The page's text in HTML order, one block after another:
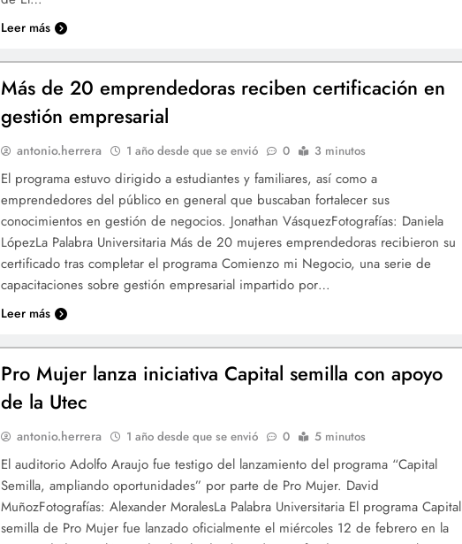
Leer más
Más de 20 emprendedoras reciben certificación en
gestión empresarial
antonio.herrera 1 año desde que se envió 0 3 minutos
El programa estuvo dirigido a estudiantes y familiares, así como a
emprendedores del público en general que buscaban fortalecer sus
conocimientos en gestión de negocios. Jonathan VásquezFotografías: Daniela
LópezLa Palabra Universitaria Más de 20 mujeres emprendedoras recibieron su
certificado tras completar el programa Comienzo mi Negocio, una serie de
capacitaciones sobre gestión empresarial impartido por…
Leer más
Pro Mujer lanza iniciativa Capital semilla con apoyo
de la Utec
antonio.herrera 1 año desde que se envió 0 5 minutos
El auditorio Adolfo Araujo fue testigo del lanzamiento del programa “Capital
Semilla, ampliando oportunidades” por parte de Pro Mujer. David
MuñozFotografías: Alexander MoralesLa Palabra Universitaria El programa Capital
semilla de Pro Mujer fue lanzado oficialmente el miércoles 12 de febrero en la